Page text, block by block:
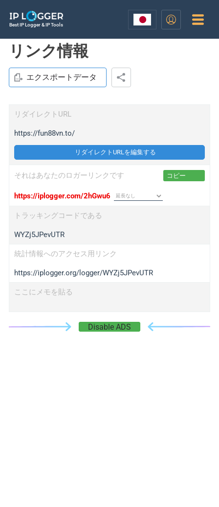
Best IP Logger & IP Tools
リンク情報
エクスポートデータ
リダイレクトURL
https://fun88vn.to/
リダイレクトURLを編集する
それはあなたのロガーリンクです コピー
https://iplogger.com/2hGwu6
トラッキングコードである
WYZj5JPevUTR
統計情報へのアクセス用リンク
https://iplogger.org/logger/WYZj5JPevUTR
ここにメモを貼る
Disable ADS